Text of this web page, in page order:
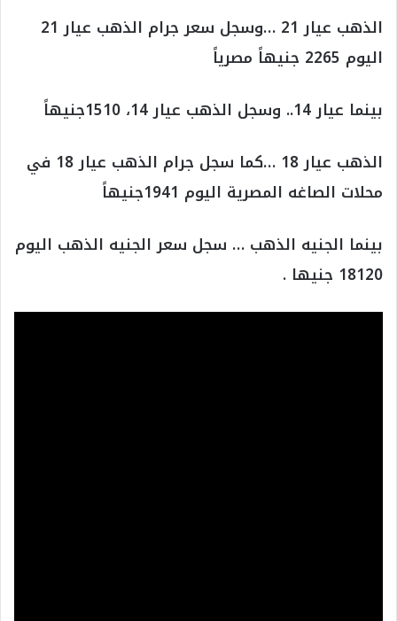
الذهب عيار 21 …وسجل سعر جرام الذهب عيار 21
اليوم 2265 جنيهاً مصرياً
بينما عيار 14.. وسجل الذهب عيار 14، 1510جنيهاً
الذهب عيار 18 …كما سجل جرام الذهب عيار 18 في
محلات الصاغه المصرية اليوم 1941جنيهاً
بينما الجنيه الذهب … سجل سعر الجنيه الذهب اليوم
18120 جنيها .